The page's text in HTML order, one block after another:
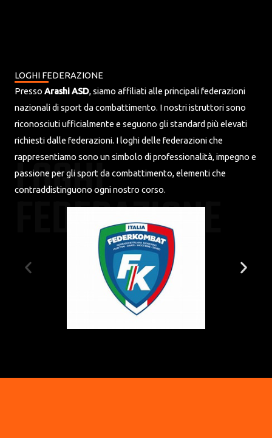
LOGHI FEDERAZIONE
Presso Arashi ASD, siamo affiliati alle principali federazioni
nazionali di sport da combattimento. I nostri istruttori sono
riconosciuti ufficialmente e seguono gli standard più elevati
richiesti dalle federazioni. I loghi delle federazioni che
rappresentiamo sono un simbolo di professionalità, impegno e
passione per gli sport da combattimento, elementi che
contraddistinguono ogni nostro corso.
LOGHI
FEDERAZIONE